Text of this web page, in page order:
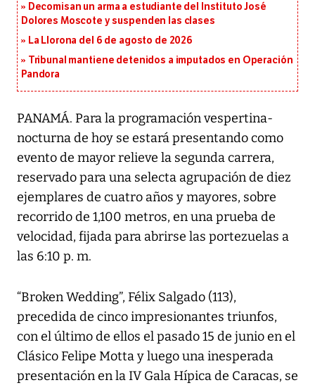
Decomisan un arma a estudiante del Instituto José
Dolores Moscote y suspenden las clases
La Llorona del 6 de agosto de 2026
Tribunal mantiene detenidos a imputados en Operación
Pandora
PANAMÁ. Para la programación vespertina-
nocturna de hoy se estará presentando como
evento de mayor relieve la segunda carrera,
reservado para una selecta agrupación de diez
ejemplares de cuatro años y mayores, sobre
recorrido de 1,100 metros, en una prueba de
velocidad, fijada para abrirse las portezuelas a
las 6:10 p. m.
“Broken Wedding”, Félix Salgado (113),
precedida de cinco impresionantes triunfos,
con el último de ellos el pasado 15 de junio en el
Clásico Felipe Motta y luego una inesperada
presentación en la IV Gala Hípica de Caracas, se